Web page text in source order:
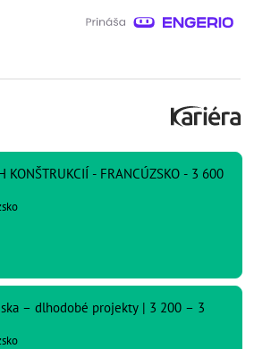
KONŠTRUKCIÍ - FRANCÚZSKO - 3 600
– dlhodobé projekty | 3 200 – 3